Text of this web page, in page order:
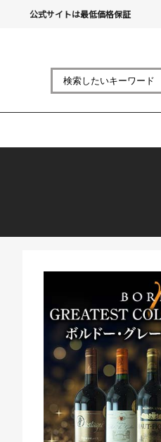
公式サイトは最低価格保証